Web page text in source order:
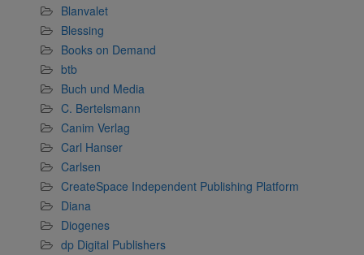
Blanvalet
Blessing
Books on Demand
btb
Buch und Media
C. Bertelsmann
Canim Verlag
Carl Hanser
Carlsen
CreateSpace Independent Publishing Platform
Diana
Diogenes
dp Digital Publishers